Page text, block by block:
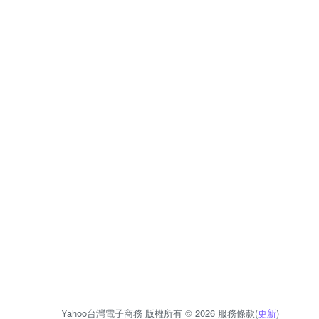
Yahoo台灣電子商務 版權所有 © 2026 服務條款(更新)